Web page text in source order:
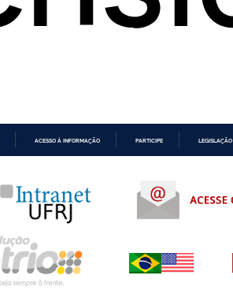
ACESSO À INFORMAÇÃO PARTICIPE LEGISLAÇÃO